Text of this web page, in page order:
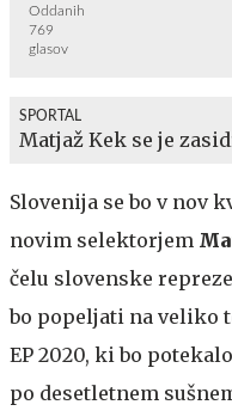
Oddanih
769
glasov
SPORTAL
Matjaž Kek se je
Slovenija se bo v nov
novim selektorjem
čelu slovenske
bo popeljati na veliko
EP 2020, ki bo
po desetletnem